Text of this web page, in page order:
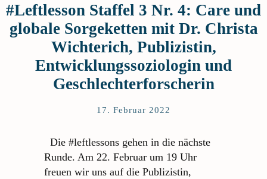
#Leftlesson Staffel 3 Nr. 4: Care und
globale Sorgeketten mit Dr. Christa
Wichterich, Publizistin,
Entwicklungssoziologin und
Geschlechterforscherin
17. Februar 2022
Die #leftlessons gehen in die nächste
Runde. Am 22. Februar um 19 Uhr
freuen wir uns auf die Publizistin,